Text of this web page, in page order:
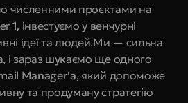
Book a call
численними проєктами на
1, інвестуємо у венчурні
ідеї та людей.Ми — сильна
і зараз шукаємо ще одного
Manager'а, який допоможе
та продуману стратегію